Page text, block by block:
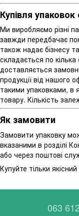
Купівля
Ми виробляємо різні
завжди передбачає
також надає бізнесу
складається по кілька
доставляється
продукції від нашого
такими упаковками, в
товару. Кількість
Як замовити
Замовити упаковку
вказаними в розділі
або через поштові
Купуйте тільки
063